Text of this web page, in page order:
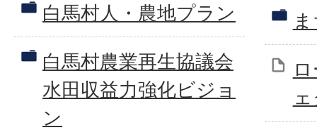
白馬村人・農地プラン
白馬村農業再生協議会
水田収益力強化ビジョ
ン